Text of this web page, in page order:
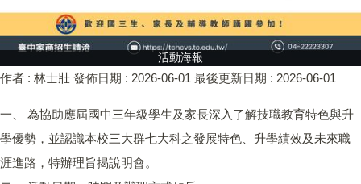
活動海報
作者 : 林士壯 發佈日期 : 2026-06-01 最後更新日期 : 2026-06-01
一、 為協助應屆國中三年級學生及家長深入了解技職教育特色與升
學優勢，並認識本校三大群七大科之發展特色、升學績效及未來職
涯進路，特辦理旨揭說明會。